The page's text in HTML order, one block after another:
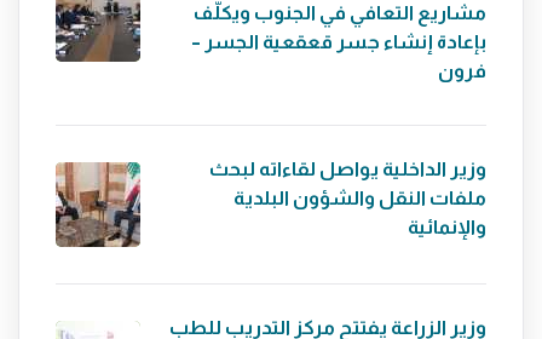
مشاريع التعافي في الجنوب ويكلّف
بإعادة إنشاء جسر قعقعية الجسر –
فرون
وزير الداخلية يواصل لقاءاته لبحث
ملفات النقل والشؤون البلدية
والإنمائية
وزير الزراعة يفتتح مركز التدريب للطب